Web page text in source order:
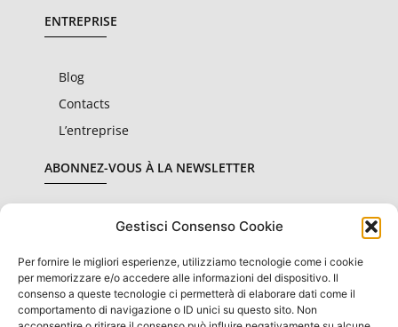
Gestisci Consenso Cookie
Per fornire le migliori esperienze, utilizziamo tecnologie come i cookie
per memorizzare e/o accedere alle informazioni del dispositivo. Il
consenso a queste tecnologie ci permetterà di elaborare dati come il
comportamento di navigazione o ID unici su questo sito. Non
ENTREPRISE
Blog
Contacts
L’entreprise
ABONNEZ-VOUS À LA NEWSLETTER
Je déclare avoir lu et accepté lesconditions de
confidentialité